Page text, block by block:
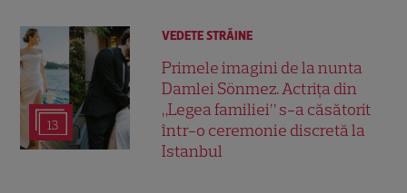
13
VEDETE STRĂINE
Primele imagini de la nunta
Damlei Sönmez. Actrița din
„Legea familiei” s-a căsătorit
într-o ceremonie discretă la
Istanbul